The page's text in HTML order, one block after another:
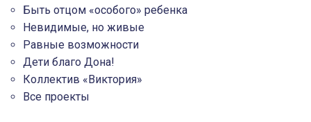
Быть отцом «особого» ребенка
Невидимые, но живые
Равные возможности
Дети благо Дона!
Коллектив «Виктория»
Все проекты